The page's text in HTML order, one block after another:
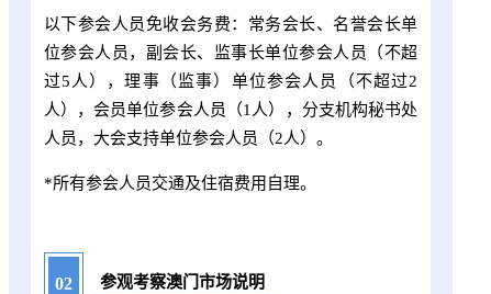
以下参会人员免收会务费：常务会长、名誉会长单
位参会人员，副会长、监事长单位参会人员（不超
过5人），理事（监事）单位参会人员（不超过2
人），会员单位参会人员（1人），分支机构秘书处
人员，大会支持单位参会人员（2人）。
*所有参会人员交通及住宿费用自理。
02 参观考察澳门市场说明